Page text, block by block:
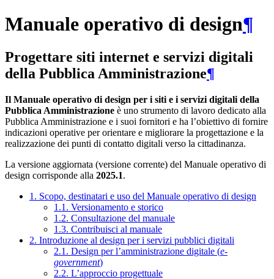
Manuale operativo di design¶
Progettare siti internet e servizi digitali
della Pubblica Amministrazione¶
Il Manuale operativo di design per i siti e i servizi digitali della
Pubblica Amministrazione è uno strumento di lavoro dedicato alla
Pubblica Amministrazione e i suoi fornitori e ha l’obiettivo di fornire
indicazioni operative per orientare e migliorare la progettazione e la
realizzazione dei punti di contatto digitali verso la cittadinanza.
La versione aggiornata (versione corrente) del Manuale operativo di
design corrisponde alla 2025.1.
1. Scopo, destinatari e uso del Manuale operativo di design
1.1. Versionamento e storico
1.2. Consultazione del manuale
1.3. Contribuisci al manuale
2. Introduzione al design per i servizi pubblici digitali
2.1. Design per l’amministrazione digitale (e-
government)
2.2. L’approccio progettuale